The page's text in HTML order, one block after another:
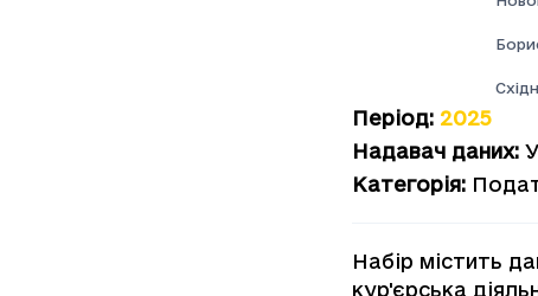
Період: 2025
Надавач даних:
Категорія:
Набір містить
кур'єрська